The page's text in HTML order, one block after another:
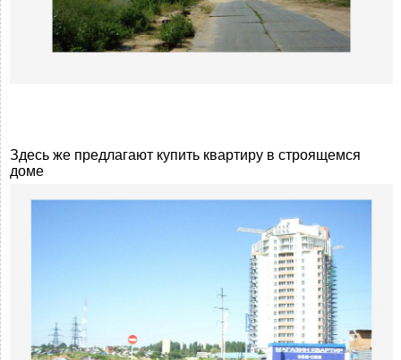
Здесь же предлагают купить квартиру в строящемся
доме